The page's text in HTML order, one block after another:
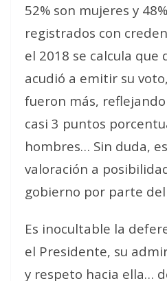
52% son mujeres y
registrados con
el 2018 se calcula
acudió a emitir su
fueron más,
casi 3 puntos
hombres… Sin duda,
valoración a
gobierno por parte
Es inocultable la
el Presidente, su
y respeto hacia ella…